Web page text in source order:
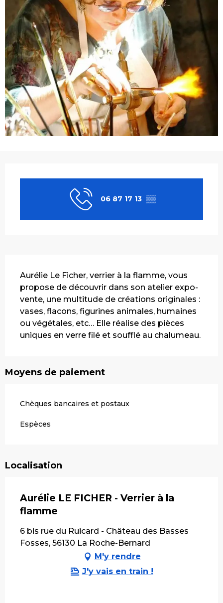
06 87 17 13 ▒▒
Aurélie Le Ficher, verrier à la flamme, vous
propose de découvrir dans son atelier expo-
vente, une multitude de créations originales :
vases, flacons, figurines animales, humaines
ou végétales, etc… Elle réalise des pièces
uniques en verre filé et soufflé au chalumeau.
Moyens de paiement
Chèques bancaires et postaux
Espèces
Localisation
Aurélie LE FICHER - Verrier à la
flamme
6 bis rue du Ruicard - Château des Basses
Fosses, 56130 La Roche-Bernard
M'y rendre
J'y vais en train !